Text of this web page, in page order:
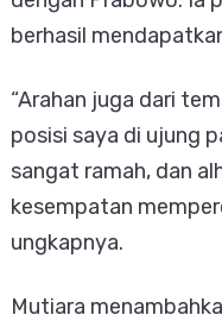
berhasil
“Arahan juga dari
posisi saya di ujung
sangat ramah, dan
kesempatan
ungkapnya.
Mutiara